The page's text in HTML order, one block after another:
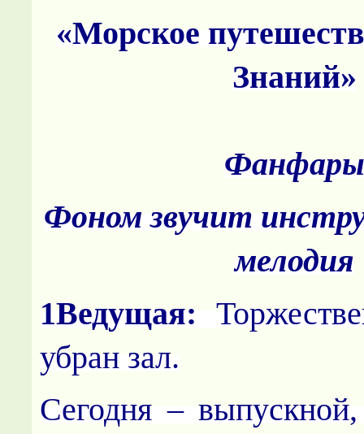
«Морское
Знаний»
Фанфары
Фоном звучит
мелодия
1Ведущая:
убран зал.
Сегодня –